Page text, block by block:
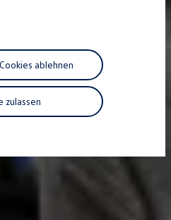
Flüssigkeiten
Unfallhilfe
und Elektronik
zulassen
ablehnen